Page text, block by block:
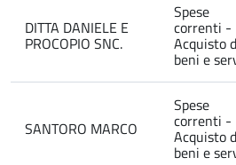
DITTA DANIELE E
PROCOPIO SNC.
Spese
correnti -
Acquisto
beni e
SANTORO MARCO
Spese
correnti -
Acquisto
beni e